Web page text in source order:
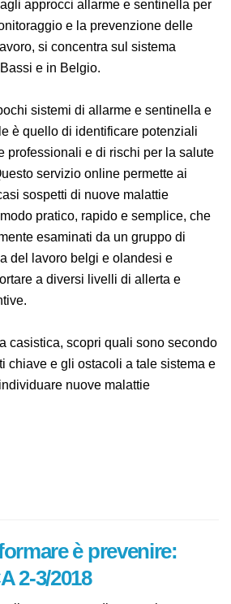
agli approcci allarme e
il monitoraggio e la
correlate al lavoro, si
SIGNAALnei Paesi Bassi e in
sistemi di allarme e sentinella
è quello di identificare
malattie professionali e di
luogo di lavoro. Questo servizio
di segnalare casi sospetti di
al lavoro in modo pratico,
vengono successivamente
di specialisti in medicina del
e possono in seguito portare a
casistica, scopri quali sono
elementi chiave e gli ostacoli a
in atto per individuare nuove
è prevenire: